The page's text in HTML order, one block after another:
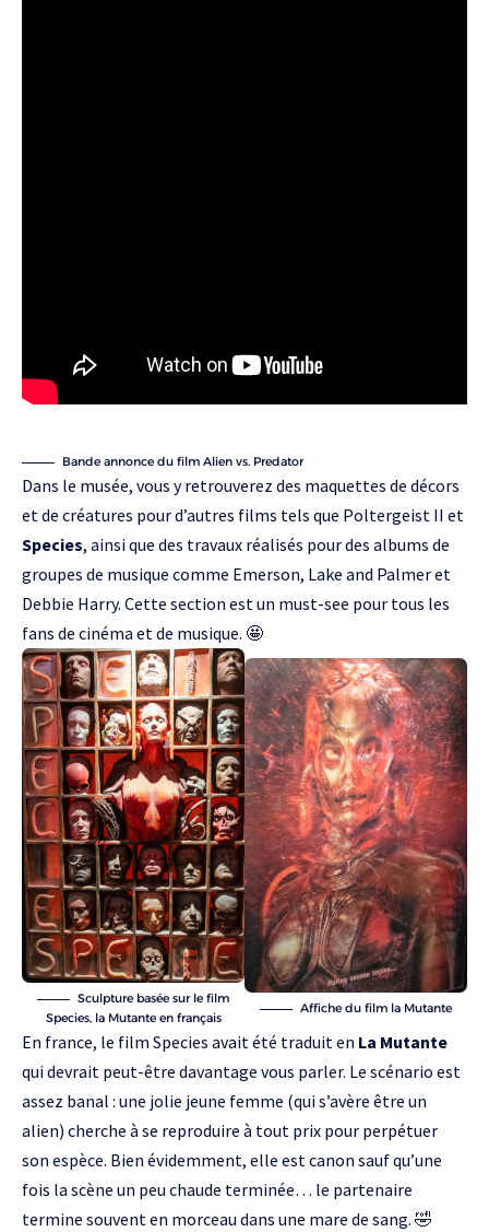
Bande annonce du film Alien vs. Predator
Dans le musée, vous y retrouverez des maquettes de décors
et de créatures pour d’autres films tels que Poltergeist II et
Species, ainsi que des travaux réalisés pour des albums de
groupes de musique comme Emerson, Lake and Palmer et
Debbie Harry. Cette section est un must-see pour tous les
fans de cinéma et de musique. 🤩
Sculpture basée sur le film
Species, la Mutante en français
Affiche du film la Mutante
En france, le film Species avait été traduit en La Mutante
qui devrait peut-être davantage vous parler. Le scénario est
assez banal : une jolie jeune femme (qui s’avère être un
alien) cherche à se reproduire à tout prix pour perpétuer
son espèce. Bien évidemment, elle est canon sauf qu’une
fois la scène un peu chaude terminée… le partenaire
termine souvent en morceau dans une mare de sang. 🤣